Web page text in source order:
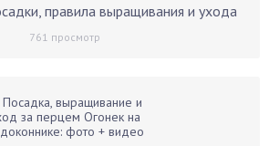
правила выращивания и ухода
761 просмотр